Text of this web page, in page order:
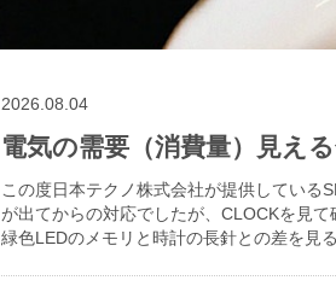
2026.08.04
電気の需要（消費量）見え
この度日本テクノ株式会社が提供している
が出てからの対応でしたが、CLOCKを見
緑色LEDのメモリと時計の長針との差を見